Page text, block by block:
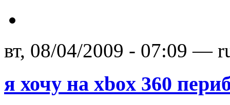
вт, 08/04/2009 - 07:09 —
я хочу на xbox 360